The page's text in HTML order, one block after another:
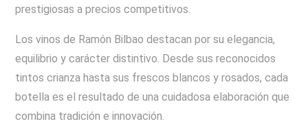
prestigiosas a precios competitivos.
Los vinos de Ramón Bilbao destacan por su elegancia,
equilibrio y carácter distintivo. Desde sus reconocidos
tintos crianza hasta sus frescos blancos y rosados, cada
botella es el resultado de una cuidadosa elaboración que
combina tradición e innovación.